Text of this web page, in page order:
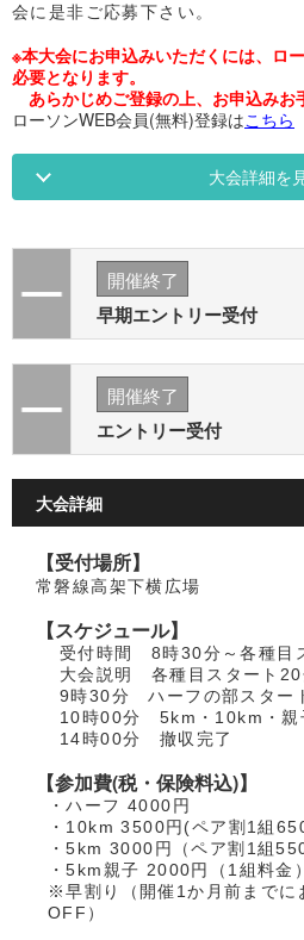
会に是非ご応募下さい。
※本大会にお申込みいただくには、ロ
必要となります。
あらかじめご登録の上、お申込みお
ローソンWEB会員(無料)登録はこちら
大会詳細を
開催終了
早期エントリー受付
開催終了
エントリー受付
大会詳細
【受付場所】
常磐線高架下横広場
【スケジュール】
受付時間 8時30分～各種目
大会説明 各種目スタート20
9時30分 ハーフの部スター
10時00分 5km・10km・親
14時00分 撤収完了
【参加費(税・保険料込)】
・ハーフ 4000円
・10km 3500円(ペア割1組
・5km 3000円（ペア割1組
・5km親子 2000円（1組料金）
※早割り（開催1か月前までに
OFF）